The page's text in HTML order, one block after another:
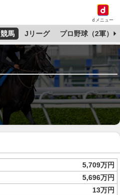
dメニュー
競馬 Jリーグ プロ野球（2軍）
5,709万円
5,696万円
13万円